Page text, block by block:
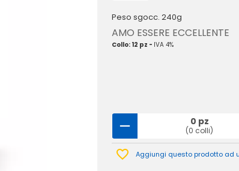
Peso sgocc. 240g
AMO ESSERE ECCELLENTE
Collo: 12 pz - IVA 4%
0 pz
(0 colli)
Aggiungi questo prodotto ad